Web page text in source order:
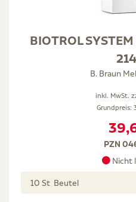
BIOTROL
B. Braun
inkl. MwSt.
Grundpreis:
PZN
Nicht
10 St Beutel